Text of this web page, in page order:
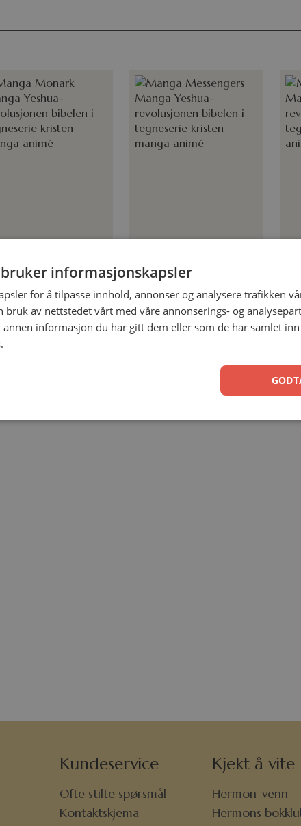
Monark
kr
Manga Messengers
Ryo Azumi
Heftet
99,00 kr
Kundeservice
Ofte stilte spørsmål
Kontaktskjema
Kjekt å vite
Hermon-venn
Hermons
informasjonskapsler
for å tilpasse innhold, annonser og analysere trafikken
av nettstedet vårt med våre annonserings- og
informasjon du har gitt dem eller som de har samlet